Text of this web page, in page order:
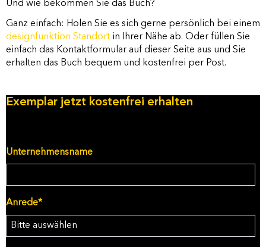
Und wie bekommen Sie das Buch?
Ganz einfach: Holen Sie es sich gerne persönlich bei einem
designfunktion Standort in Ihrer Nähe ab. Oder füllen Sie
einfach das Kontaktformular auf dieser Seite aus und Sie
erhalten das Buch bequem und kostenfrei per Post.
Exemplar jetzt kostenfrei erhalten
Unternehmensname
Anrede*